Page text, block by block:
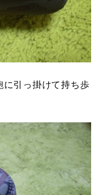
引っ掛けて持ち歩